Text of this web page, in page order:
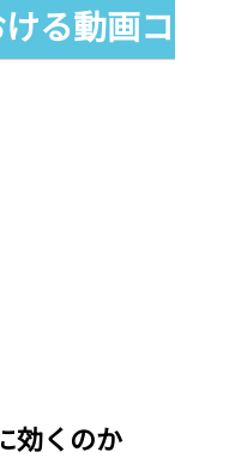
る動画コン
効くのか